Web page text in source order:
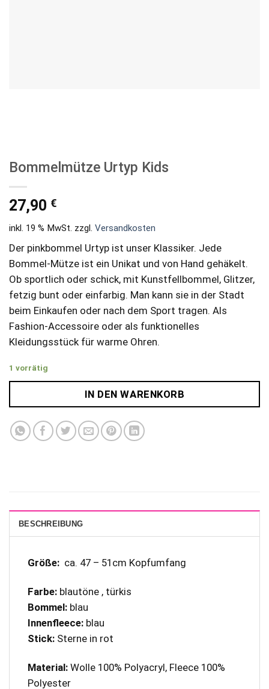
Bommelmütze Urtyp Kids
27,90 €
inkl. 19 % MwSt. zzgl. Versandkosten
Der pinkbommel Urtyp ist unser Klassiker. Jede
Bommel-Mütze ist ein Unikat und von Hand gehäkelt.
Ob sportlich oder schick, mit Kunstfellbommel, Glitzer,
fetzig bunt oder einfarbig. Man kann sie in der Stadt
beim Einkaufen oder nach dem Sport tragen. Als
Fashion-Accessoire oder als funktionelles
Kleidungsstück für warme Ohren.
1 vorrätig
IN DEN WARENKORB
BESCHREIBUNG
Größe: ca. 47 – 51cm Kopfumfang
Farbe: blautöne , türkis
Bommel: blau
Innenfleece: blau
Stick: Sterne in rot
Material: Wolle 100% Polyacryl, Fleece 100%
Polyester